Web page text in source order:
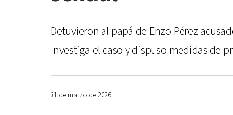
Detuvieron al papá de Enzo Pérez
investiga el caso y dispuso medidas de
31 de marzo de 2026